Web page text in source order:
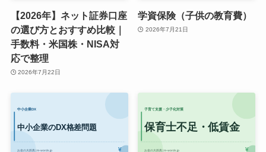
【2026年】ネット証券口座
の選び方とおすすめ比較｜
手数料・米国株・NISA対
応で整理
2026年7月22日
学資保険（子供の教育費）
2026年7月21日